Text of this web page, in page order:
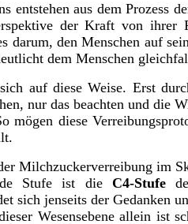
entstehen aus dem Prozess
der Kraft von
den Menschen auf
dem Menschen
auf diese Weise. Erst
nur das beachten und die
diese
Milchzuckerverreibung im
Stufe ist die C4-Stufe
sich jenseits der Gedanken
Wesensebene allein ist